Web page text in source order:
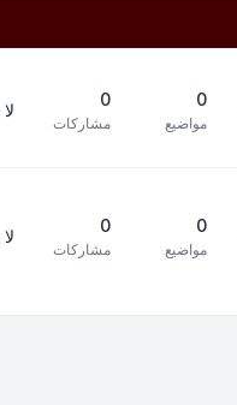
0
مواضيع
0
مشاركات
0
مواضيع
0
مشاركات